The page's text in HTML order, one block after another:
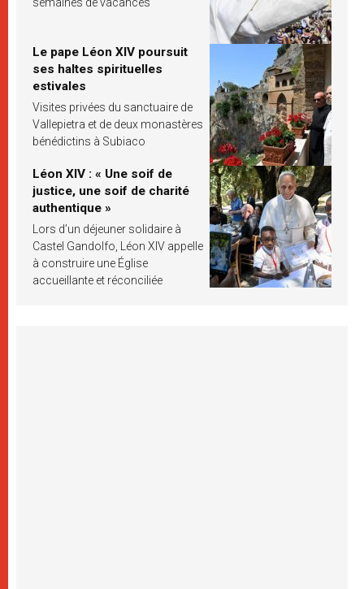
semaines de vacances
Le pape Léon XIV poursuit
ses haltes spirituelles
estivales
Visites privées du sanctuaire de
Vallepietra et de deux monastères
bénédictins à Subiaco
Léon XIV : « Une soif de
justice, une soif de charité
authentique »
Lors d’un déjeuner solidaire à
Castel Gandolfo, Léon XIV appelle
à construire une Église
accueillante et réconciliée